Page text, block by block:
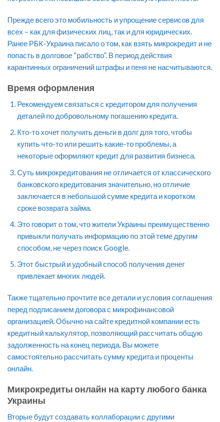
Прежде всего это мобильность и упрощение сервисов для
всех – как для физических лиц, так и для юридических.
Ранее РБК-Украина писало о том, как взять микрокредит и не
попасть в долговое “рабство”. В период действия
карантинных ограничений штрафы и пеня не насчитываются.
Время оформления
Рекомендуем связаться с кредитором для получения
деталей по добровольному погашению кредита.
Кто-то хочет получить деньги в долг для того, чтобы
купить что-то или решить какие-то проблемы, а
некоторые оформляют кредит для развития бизнеса.
Суть микрокредитования не отличается от классического
банковского кредитования значительно, но отличие
заключается в небольшой сумме кредита и коротком
сроке возврата займа.
Это говорит о том, что жители Украины преимущественно
привыкли получать информацию по этой теме другим
способом, не через поиск Google.
Этот быстрый и удобный способ получения денег
привлекает многих людей.
Также тщательно прочтите все детали и условия соглашения
перед подписанием договора с микрофинансовой
организацией. Обычно на сайте кредитной компании есть
кредитный калькулятор, позволяющий рассчитать общую
задолженность на конец периода. Вы можете
самостоятельно рассчитать сумму кредита и проценты
онлайн.
Микрокредиты онлайн на карту любого банка
Украины
Вторые будут создавать коллаборации с другими